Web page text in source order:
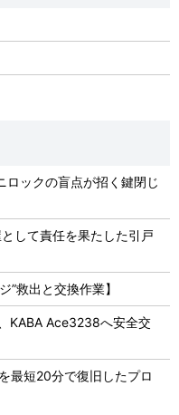
ロックの盲点が招く鍵閉じ
して責任を果たした引戸
”救出と交換作業】
KABA Ace3238へ安全交
最短20分で復旧したプロ